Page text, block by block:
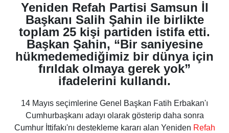
Yeniden Refah Partisi Samsun İl
Başkanı Salih Şahin ile birlikte
toplam 25 kişi partiden istifa etti.
Başkan Şahin, “Bir saniyesine
hükmedemediğimiz bir dünya için
fırıldak olmaya gerek yok”
ifadelerini kullandı.
14 Mayıs seçimlerine Genel Başkan Fatih Erbakan'ı
Cumhurbaşkanı adayı olarak gösterip daha sonra
Cumhur İttifakı'nı destekleme kararı alan Yeniden Refah